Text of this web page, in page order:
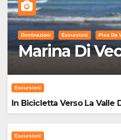
Destinazioni Escursioni Pisa Da
Marina Di
Escursioni
In Bicicletta Verso La Valle
Escursioni